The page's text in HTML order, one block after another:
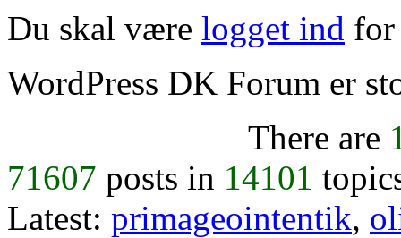
Du skal være logget ind for
WordPress DK Forum er
There are
71607 posts in 14101
Latest: primageointentik,